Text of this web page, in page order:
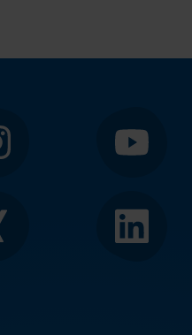
YouTube
LinkedIn